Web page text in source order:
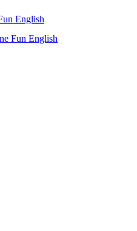
English
Fun English